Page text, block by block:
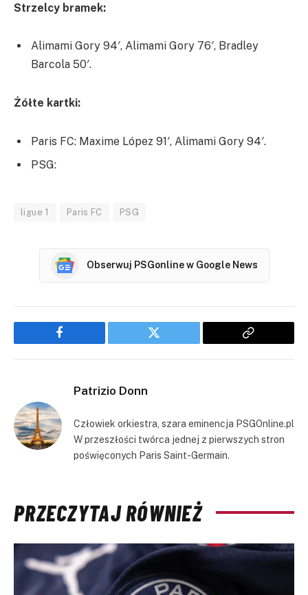
Strzelcy bramek:
Alimami Gory 94′, Alimami Gory 76′, Bradley
Barcola 50′.
Żółte kartki:
Paris FC: Maxime López 91′, Alimami Gory 94′.
PSG:
ligue 1 Paris FC PSG
Obserwuj PSGonline w Google News
Facebook Twitter
Copy
Patrizio Donn
Człowiek orkiestra, szara eminencja PSGOnline.pl
W przeszłości twórca jednej z pierwszych stron
poświęconych Paris Saint-Germain.
PRZECZYTAJ RÓWNIEŻ